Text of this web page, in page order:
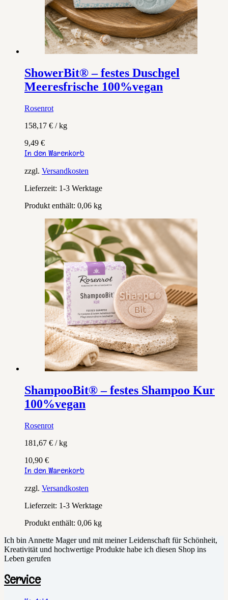
ShowerBit® – festes Duschgel
Meeresfrische 100%vegan
Rosenrot
158,17 € /kg
9,49 €
In den Warenkorb
zzgl. Versandkosten
Lieferzeit: 1-3 Werktage
Produkt enthält: 0,06 kg
ShampooBit® – festes Shampoo Kur
100%vegan
Rosenrot
181,67 € /kg
10,90 €
In den Warenkorb
zzgl. Versandkosten
Lieferzeit: 1-3 Werktage
Produkt enthält: 0,06 kg
Ich bin Annette Mager und mit meiner Leidenschaft für Schönheit,
Kreativität und hochwertige Produkte habe ich diesen Shop ins
Leben gerufen
Service